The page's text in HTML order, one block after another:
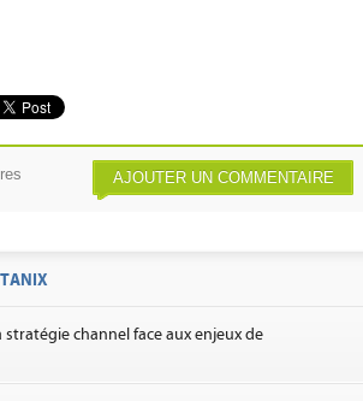
AJOUTER UN COMMENTAIRE
stratégie channel face aux enjeux de